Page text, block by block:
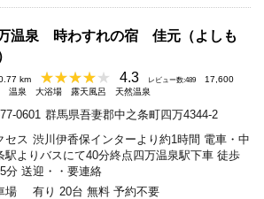
温泉 時わすれの宿 佳元（よしも
km 4.3 レビュー数:489
17,600
温泉 大浴場 露天風呂 天然温泉
0601 群馬県吾妻郡中之条町四万4344-2
セス 渋川伊香保インターより約1時間 電車・中
駅よりバスにて40分終点四万温泉駅下車 徒歩
分 送迎・・要連絡
場
有り 20台 無料 予約不要